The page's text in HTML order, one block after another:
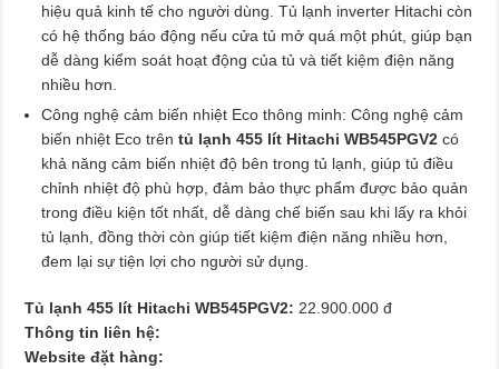
hiệu quả kinh tế cho người dùng. Tủ lạnh inverter Hitachi còn
có hệ thống báo động nếu cửa tủ mở quá một phút, giúp bạn
dễ dàng kiểm soát hoạt động của tủ và tiết kiệm điện năng
nhiều hơn.
Công nghệ cảm biến nhiệt Eco thông minh: Công nghệ cảm
biến nhiệt Eco trêntủ lạnh 455 lít Hitachi WB545PGV2có
khả năng cảm biến nhiệt độ bên trong tủ lạnh, giúp tủ điều
chỉnh nhiệt độ phù hợp, đảm bảo thực phẩm được bảo quản
trong điều kiện tốt nhất, dễ dàng chế biến sau khi lấy ra khỏi
tủ lạnh, đồng thời còn giúp tiết kiệm điện năng nhiều hơn,
đem lại sự tiện lợi cho người sử dụng.
Tủ lạnh 455 lít Hitachi WB545PGV2: 22.900.000 đ
Thông tin liên hệ:
Website đặt hàng: